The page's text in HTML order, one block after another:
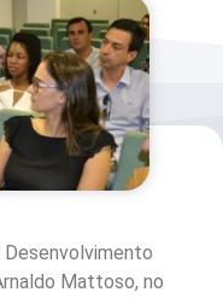
Mattoso, no